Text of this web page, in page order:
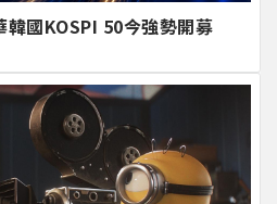
國KOSPI 50今強勢開募